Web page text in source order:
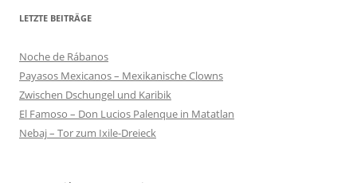
LETZTE BEITRÄGE
Noche de Rábanos
Payasos Mexicanos – Mexikanische Clowns
Zwischen Dschungel und Karibik
El Famoso – Don Lucios Palenque in Matatlan
Nebaj – Tor zum Ixile-Dreieck